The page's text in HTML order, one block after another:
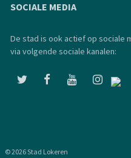
SOCIALE MEDIA
De stad is ook actief op sociale
via volgende sociale kanalen:
© 2026 Stad Lokeren